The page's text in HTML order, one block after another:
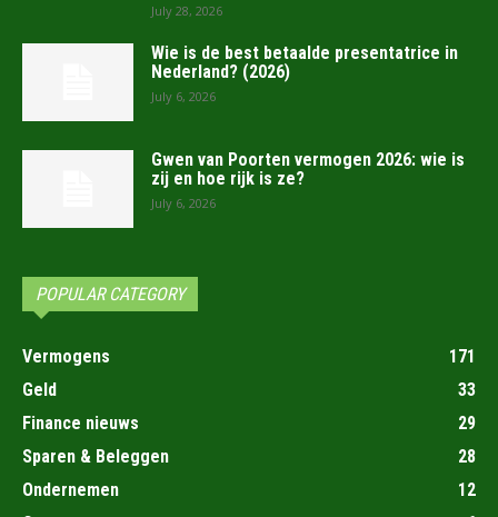
July 28, 2026
Wie is de best betaalde presentatrice in
Nederland? (2026)
July 6, 2026
Gwen van Poorten vermogen 2026: wie is
zij en hoe rijk is ze?
July 6, 2026
POPULAR CATEGORY
Vermogens
171
Geld
33
Finance nieuws
29
Sparen & Beleggen
28
Ondernemen
12